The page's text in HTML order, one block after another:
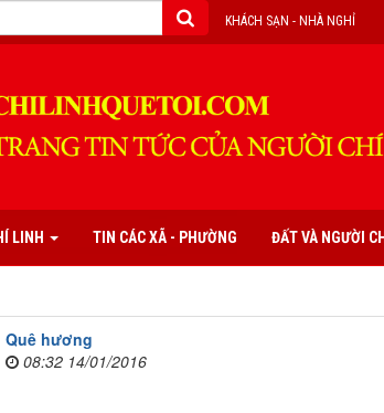
KHÁCH SẠN - NHÀ NGHỈ
LINH TIN CÁC XÃ - PHƯỜNG ĐẤT VÀ NGƯỜI
Quê hương
08:32 14/01/2016